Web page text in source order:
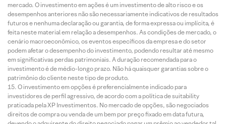
mercado. O investimento em ações é um investimento de alto risco e os
desempenhos anteriores não são necessariamente indicativos de resultados
futuros e nenhuma declaração ou garantia, de forma expressa ou implícita, é
feita neste material em relação a desempenhos. As condições de mercado, o
cenário macroeconômico, os eventos específicos da empresa e do setor
podem afetar o desempenho do investimento, podendo resultar até mesmo
em significativas perdas patrimoniais. A duração recomendada para o
investimento é de médio-longo prazo. Não há quaisquer garantias sobre o
patrimônio do cliente neste tipo de produto.
O investimento em opções é preferencialmente indicado para
investidores de perfil agressivo, de acordo com a política de suitability
praticada pela XP Investimentos. No mercado de opções, são negociados
direitos de compra ou venda de um bem por preço fixado em data futura,